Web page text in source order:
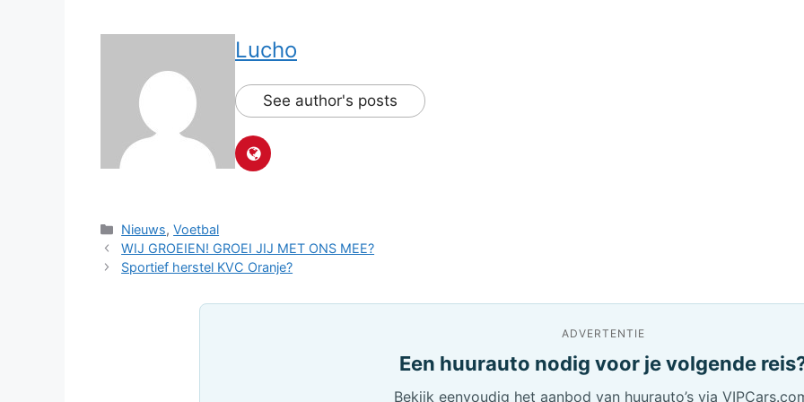
Lucho
See author's posts
Categorieën
Nieuws,Voetbal
WIJ GROEIEN! GROEI JIJ MET ONS MEE?
Sportief herstel KVC Oranje?
ADVERTENTIE
Een huurauto nodig voor je volgende
Bekijk eenvoudig het aanbod van huurauto’s via